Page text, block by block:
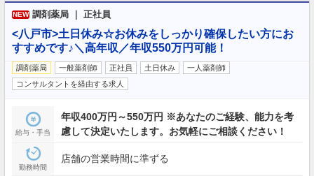
NEW 調剤薬局 ｜ 正社員
<八戸市>土日休み☆お休みをしっかり確保したい方にお
すすめです♪＼高年収／年収550万円可能！
調剤薬局 一般薬剤師 正社員 土日休み
一人薬剤師
コンサルタントを経由する求人
給与・手当
年収400万円～550万円 ※あなたのご経験、能力を考
慮して決定いたします。お気軽にご相談ください！
勤務時間
店舗の営業時間に準ずる